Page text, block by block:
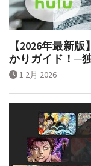
【2026年最新
かりガイド！─
1 2月 2026